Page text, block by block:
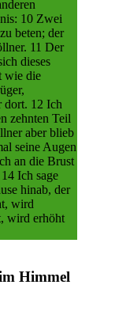
10 Zwei
beten; der
11 Der
dieses
wie die
dort. 12 Ich
zehnten Teil
aber blieb
seine Augen
an die Brust
Ich sage
hinab, der
wird
wird erhöht
Himmel